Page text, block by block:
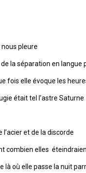
pleure
la séparation en langue
fois elle évoque les
était tel l’astre Saturne
et de la discorde
combien elles
là où elle passe la nuit